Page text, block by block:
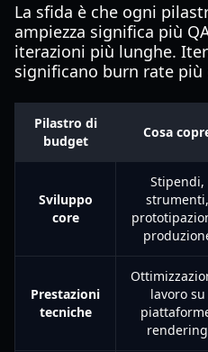
La sfida è che ogni
ampiezza significa più
iterazioni più lunghe.
significano burn rate più
Pilastro di
budget
Cosa
Sviluppo
core
Stipendi,
strumenti,
Prestazioni
tecniche
lavoro su
rendering